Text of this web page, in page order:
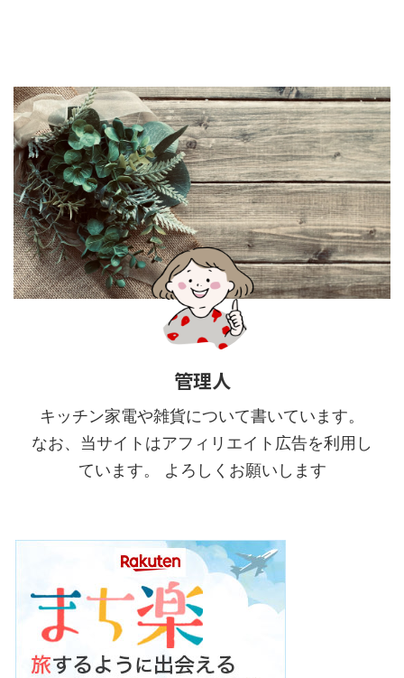
管理人
キッチン家電や雑貨について書いています。
なお、当サイトはアフィリエイト広告を利用し
ています。 よろしくお願いします